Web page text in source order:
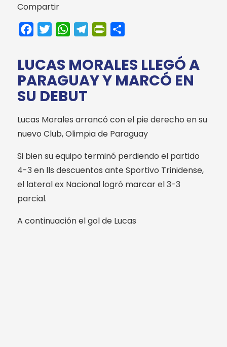
Compartir
FacebookTwitterWhatsAppTelegramPrintFriendly
LUCAS MORALES LLEGÓ A
PARAGUAY Y MARCÓ EN
SU DEBUT
Lucas Morales arrancó con el pie derecho en su
nuevo Club, Olimpia de Paraguay
Si bien su equipo terminó perdiendo el partido
4-3 en lls descuentos ante Sportivo Trinidense,
el lateral ex Nacional logró marcar el 3-3
parcial.
A continuación el gol de Lucas